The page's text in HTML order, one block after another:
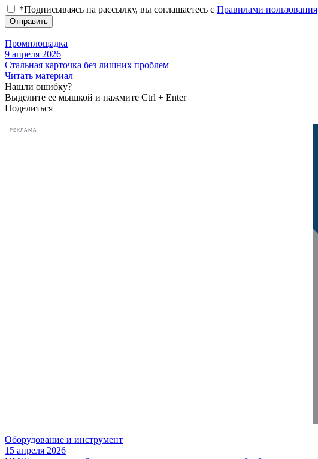
*Подписываясь на рассылку, вы соглашаетесь с Правилами пользования
Отправить
Промплощадка
9 апреля 2026
Стальная карточка без лишних проблем
Читать материал
Нашли ошибку?
Выделите ее мышкой и нажмите Ctrl + Enter
Поделиться
РЕКЛАМА
Оборудование и инструмент
15 апреля 2026